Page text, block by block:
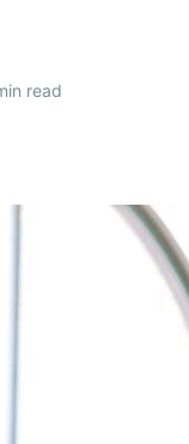
read